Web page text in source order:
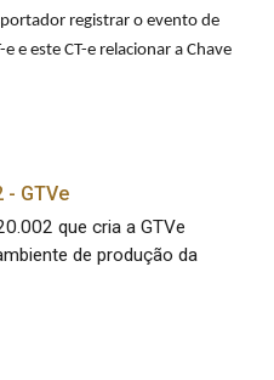
registrar o evento de
e este CT-e relacionar a Chave
- GTVe
que cria a GTVe
de produção da